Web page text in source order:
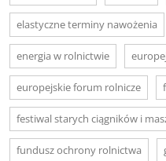
elastyczne terminy nawożenia
energia w rolnictwie
europejskie forum rolnicze
festiwal starych ciągników i
fundusz ochrony rolnictwa